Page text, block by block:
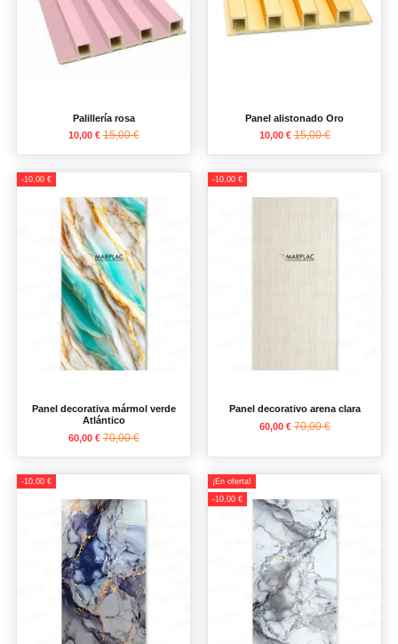
Palillería rosa
10,00 €15,00 €
Panel alistonado Oro
10,00 €15,00 €
-10,00 €
Panel decorativa mármol verde
Atlántico
60,00 €70,00 €
-10,00 €
Panel decorativo arena clara
60,00 €70,00 €
-10,00 €
¡En oferta!
-10,00 €